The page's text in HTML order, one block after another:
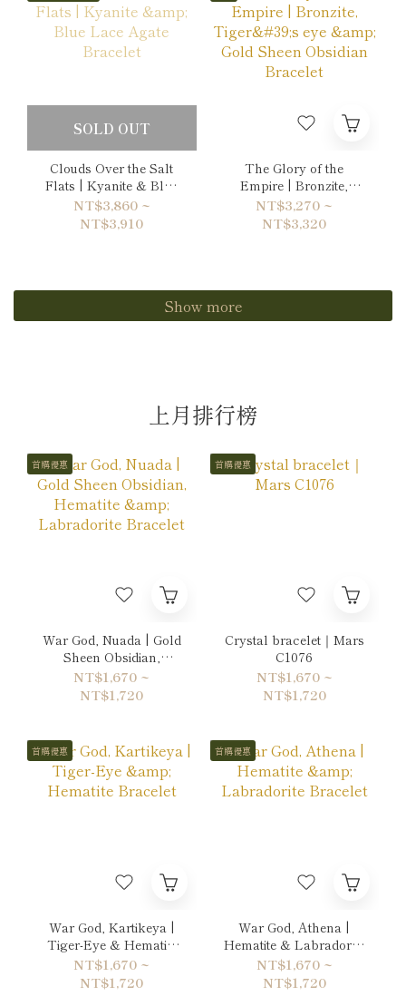
SOLD OUT
Clouds Over the Salt
Flats | Kyanite & Blue
Lace Agate Bracelet
NT$3,860 ~
NT$3,910
The Glory of the
Empire | Bronzite,
Tiger's eye & Gold
Sheen Obsidian
Bracelet
NT$3,270 ~
NT$3,320
Show more
上月排行榜
首購優惠
War God, Nuada | Gold
Sheen Obsidian,
Hematite & Labradorite
Bracelet
NT$1,670 ~
NT$1,720
首購優惠
Crystal bracelet｜Mars
C1076
NT$1,670 ~
NT$1,720
首購優惠
War God, Kartikeya |
Tiger-Eye & Hematite
Bracelet
NT$1,670 ~
NT$1,720
首購優惠
War God, Athena |
Hematite & Labradorite
Bracelet
NT$1,670 ~
NT$1,720